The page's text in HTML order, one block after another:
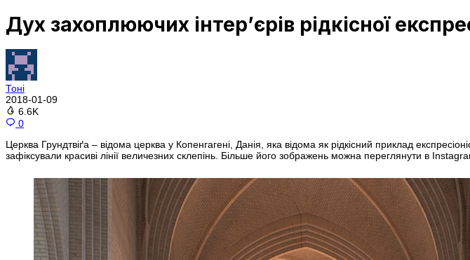
Дух захоплюючих інтер’єрів рідкісної
Тоні
2018-01-09
6.6K
0
Церква Грундтвіґа – відома церква у Копенгагені, Данія, яка відома як рідкісний приклад
зафіксували красиві лінії величезних склепінь. Більше його зображень можна переглянути в